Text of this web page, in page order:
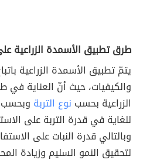
طرق تطبيق الأسمدة الزراعية
يتمّ تطبيق الأسمدة الزراعية
والكيفيات، حيث أنّ العناية
الزراعية بحسب نوع التربة وبحسب
للغاية في قدرة التربة على
وبالتالي قدرة النبات على
لتحقيق النمو السليم وزيادة